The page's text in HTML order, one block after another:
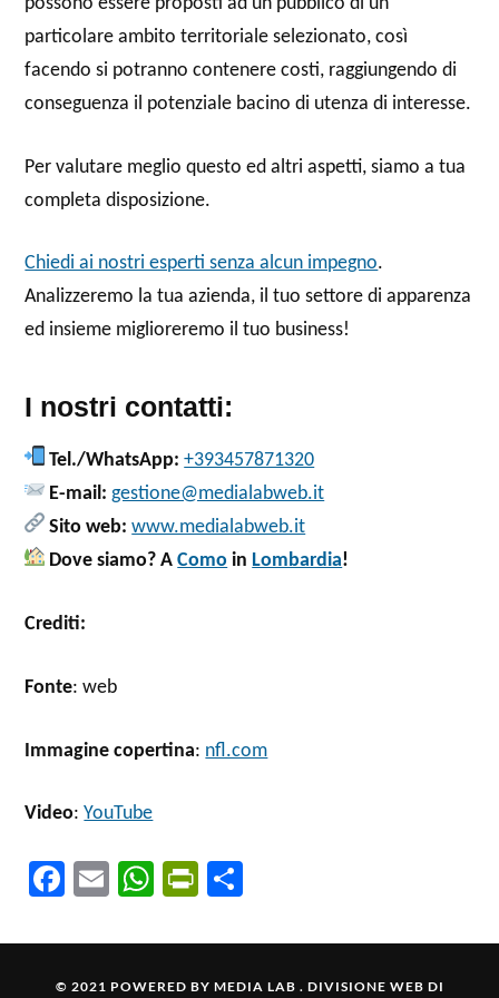
particolare ambito territoriale selezionato, così
facendo si potranno contenere costi, raggiungendo di
conseguenza il potenziale bacino di utenza di interesse.
Per valutare meglio questo ed altri aspetti, siamo a tua
completa disposizione.
Chiedi ai nostri esperti senza alcun impegno.
Analizzeremo la tua azienda, il tuo settore di apparenza
ed insieme miglioreremo il tuo business!
I nostri contatti:
Tel./WhatsApp:+393457871320
E-mail: gestione@medialabweb.it
Sito web: www.medialabweb.it
Dove siamo? AComo in Lombardia!
Crediti:
Fonte: web
Immagine copertina: nfl.com
Video:YouTube
Fa
b
o
E
ail
W
ts
A
Pr
tF
ri
n
di
© 2021 POWERED BY MEDIA LAB . DIVISIONE WEB DI